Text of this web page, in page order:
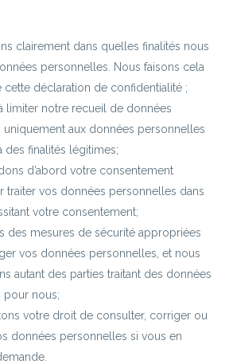
clairement dans quelles finalités nous
personnelles. Nous faisons cela
cette déclaration de confidentialité ;
limiter notre recueil de données
uniquement aux données personnelles
des finalités légitimes;
d’abord votre consentement
traiter vos données personnelles dans
votre consentement;
des mesures de sécurité appropriées
vos données personnelles, et nous
autant des parties traitant des données
pour nous;
votre droit de consulter, corriger ou
données personnelles si vous en